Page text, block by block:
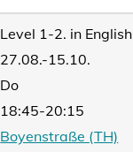
Level 1-2. in English
27.08.-15.10.
Do
18:45-20:15
Boyenstraße (TH)